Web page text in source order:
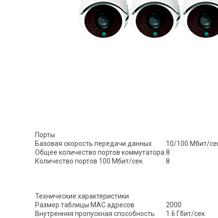
Порты
Базовая скорость передачи данных
10/100 Мбит/
Общее количество портов коммутатора 8
Количество портов 100 Мбит/сек
8
Технические характеристики
Размер таблицы МАС адресов
2000
Внутренняя пропускная способность
1.6 Гбит/сек